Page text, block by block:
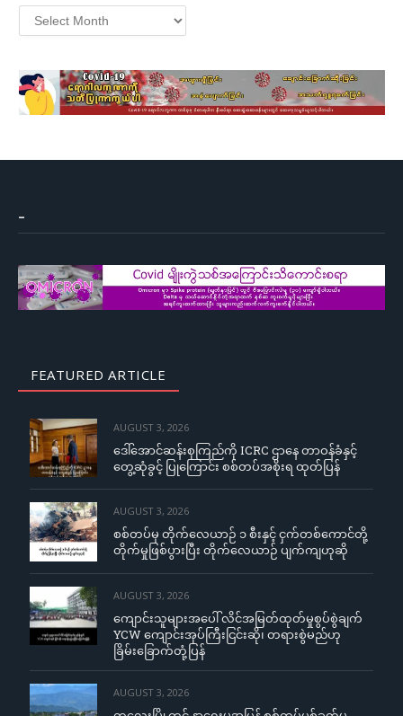
Archives
–
FEATURED ARTICLE
AUGUST 3, 2026
ဒေါ်အောင်ဆန်းစုကြည်ကို ICRC ဌာနေ တာဝန်ခံနှင့်
တွေ့ဆုံခွင့် ပြုကြောင်း စစ်တပ်အစိုးရ ထုတ်ပြန်
AUGUST 3, 2026
စစ်တပ်မှ တိုက်လေယာဉ် ၁ စီးနှင့် ငှက်တစ်ကောင်တို့
တိုက်မှုဖြစ်ပွားပြီး တိုက်လေယာဉ် ပျက်ကျဟုဆို
AUGUST 3, 2026
ကျောင်းသူများအပေါ် လိင်အမြတ်ထုတ်မှုစွပ်စွဲချက်
YCW ကျောင်းအုပ်ကြီးငြင်းဆို၊ တရားစွဲမည်ဟု
ခြိမ်းခြောက်တုံ့ပြန်
AUGUST 3, 2026